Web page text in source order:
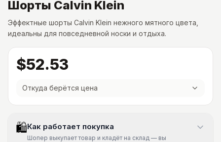
Шорты Calvin Klein
Эффектные шорты Calvin Klein нежного мятного цвета,
идеальны для повседневной носки и отдыха.
$52.53
Откуда берётся цена
🛍Как работает покупка
Шопер выкупает товар и кладёт на склад — вы